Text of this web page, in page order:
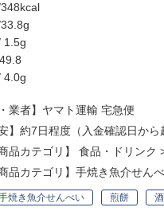
4.0g
業者】ヤマト運輸 宅急便
】約7日程度（入金確認日か
品カテゴリ】 食品・ドリンク
品カテゴリ】 手焼き魚介せん
焼き魚介せんべい 煎餅